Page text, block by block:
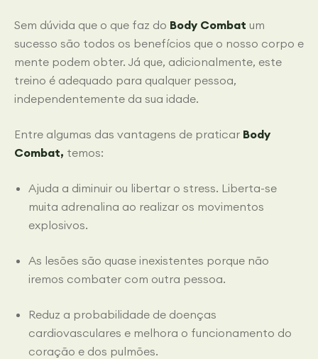
Sem dúvida que o que faz do Body Combat um
sucesso são todos os benefícios que o nosso corpo e
mente podem obter. Já que, adicionalmente, este
treino é adequado para qualquer pessoa,
independentemente da sua idade.
Entre algumas das vantagens de praticar Body
Combat, temos:
Ajuda a diminuir ou libertar o stress. Liberta-se
muita adrenalina ao realizar os movimentos
explosivos.
As lesões são quase inexistentes porque não
iremos combater com outra pessoa.
Reduz a probabilidade de doenças
cardiovasculares e melhora o funcionamento do
coração e dos pulmões.